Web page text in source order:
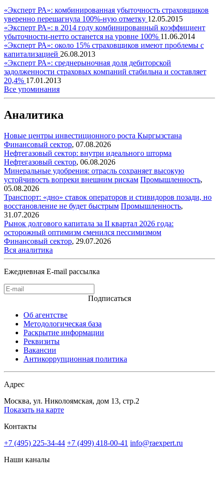
«Эксперт РА»: комбинированная убыточность страховщиков
уверенно перешагнула 100%-ную отметку 12.05.2015
«Эксперт РА»: в 2014 году комбинированный коэффициент
убыточности-нетто останется на уровне 100% 11.06.2014
«Эксперт РА»: около 15% страховщиков имеют проблемы с
капитализацией 26.08.2013
«Эксперт РА»: среднерыночная доля дебиторской
задолженности страховых компаний стабильна и составляет
20,4% 17.01.2013
Все упоминания
Аналитика
Новые центры инвестиционного роста Кыргызстана
Финансовый сектор, 07.08.2026
Нефтегазовый сектор: внутри идеального шторма
Нефтегазовый сектор, 06.08.2026
Минеральные удобрения: отрасль сохраняет высокую
устойчивость вопреки внешним рискам Промышленность,
05.08.2026
Транспорт: «дно» ставок операторов и стивидоров позади, но
восстановление не будет быстрым Промышленность,
31.07.2026
Рынок долгового капитала за II квартал 2026 года:
осторожный оптимизм сменился пессимизмом
Финансовый сектор, 29.07.2026
Вся аналитика
Ежедневная E-mail рассылка
Подписаться
Об агентстве
Методологическая база
Раскрытие информации
Реквизиты
Вакансии
Антикоррупционная политика
Адрес
Москва, ул. Николоямская, дом 13, стр.2
Показать на карте
Контакты
+7 (495) 225-34-44 +7 (499) 418-00-41 info@raexpert.ru
Наши каналы